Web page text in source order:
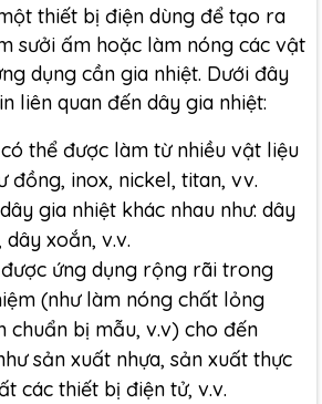
thiết bị điện dùng để tạo ra
sưởi ấm hoặc làm nóng các vật
dụng cần gia nhiệt. Dưới đây
liên quan đến dây gia nhiệt:
thể được làm từ nhiều vật liệu
đồng, inox, nickel, titan, vv.
gia nhiệt khác nhau như: dây
xoắn, v.v.
ứng dụng rộng rãi trong
(như làm nóng chất lỏng
chuẩn bị mẫu, v.v) cho đến
sản xuất nhựa, sản xuất thực
các thiết bị điện tử, v.v.